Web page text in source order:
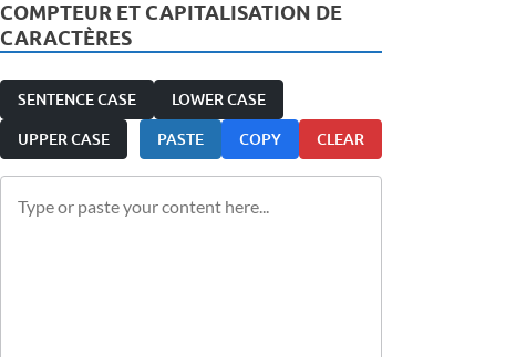
COMPTEUR ET CAPITALISATION DE
CARACTÈRES
SENTENCE CASE LOWER CASE
UPPER CASE PASTE COPY CLEAR